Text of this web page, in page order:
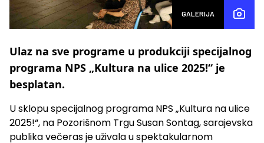
GALERIJA
Ulaz na sve programe u produkciji specijalnog
programa NPS „Kultura na ulice 2025!“ je
besplatan.
U sklopu specijalnog programa NPS „Kultura na ulice
2025!“, na Pozorišnom Trgu Susan Sontag, sarajevska
publika večeras je uživala u spektakularnom